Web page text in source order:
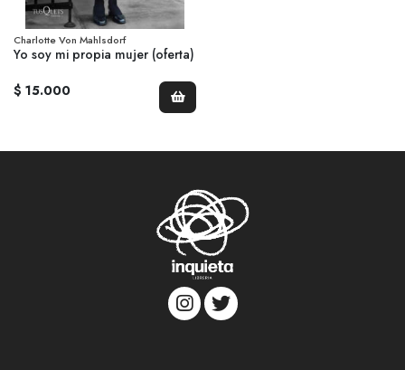
Charlotte Von Mahlsdorf
Yo soy mi propia mujer (oferta)
$ 15.000